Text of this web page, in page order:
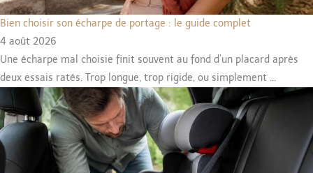
Bien choisir son écharpe de portage : le guide complet
4 août 2026
Une écharpe mal choisie finit souvent au fond d’un placard après
deux essais ratés. Trop longue, trop rigide, ou simplement ...